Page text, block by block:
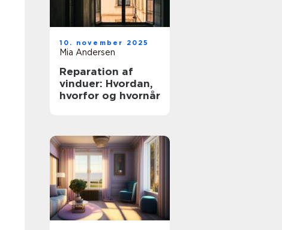
10. november 2025
Mia Andersen
Reparation af
vinduer: Hvordan,
hvorfor og hvornår